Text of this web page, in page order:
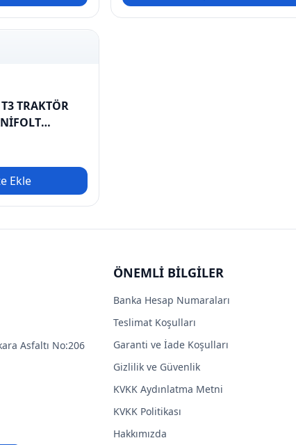
TRAKTÖR
Ekle
Asfaltı No:206
ÖNEMLİ BİLGİLER
Banka Hesap Numaraları
Teslimat Koşulları
Garanti ve İade Koşulları
Gizlilik ve Güvenlik
KVKK Aydınlatma Metni
KVKK Politikası
Hakkımızda